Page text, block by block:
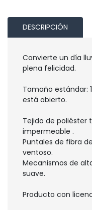
DESCRIPCIÓN
Convierte un día
plena felicidad.
Tamaño estándar:
está abierto.
Tejido de poliéster
impermeable .
Puntales de fibra
ventoso.
Mecanismos de
suave.
Producto con